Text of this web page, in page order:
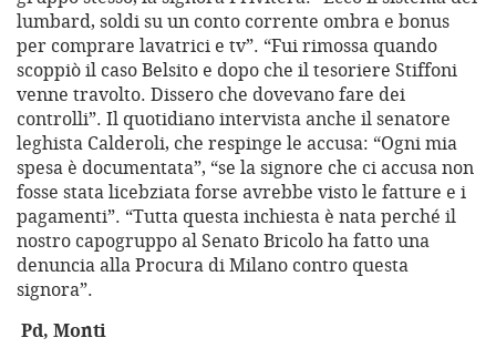
lumbard, soldi su un conto corrente ombra e bonus
per comprare lavatrici e tv”. “Fui rimossa quando
scoppiò il caso Belsito e dopo che il tesoriere Stiffoni
venne travolto. Dissero che dovevano fare dei
controlli”. Il quotidiano intervista anche il senatore
leghista Calderoli, che respinge le accusa: “Ogni mia
spesa è documentata”, “se la signore che ci accusa non
fosse stata licebziata forse avrebbe visto le fatture e i
pagamenti”. “Tutta questa inchiesta è nata perché il
nostro capogruppo al Senato Bricolo ha fatto una
denuncia alla Procura di Milano contro questa
signora”.
Pd, Monti